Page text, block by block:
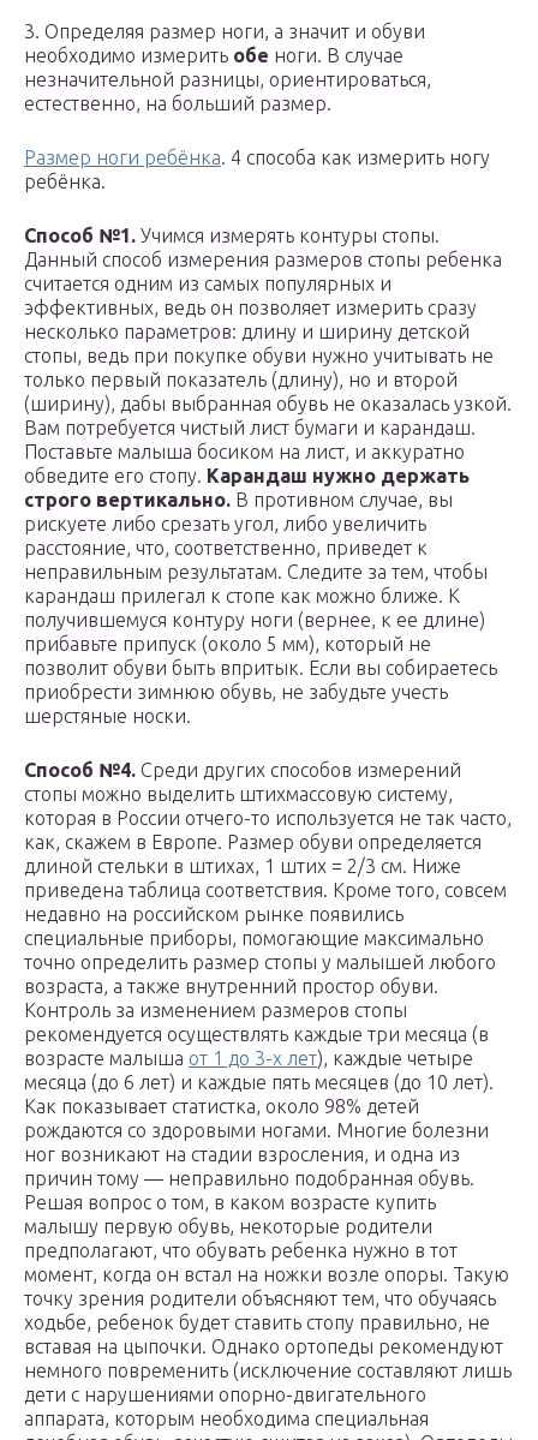
3. Определяя размер ноги, а значит и обуви
необходимо измерить обе ноги. В случае
незначительной разницы, ориентироваться,
естественно, на больший размер.
Размер ноги ребёнка. 4 способа как измерить ногу
ребёнка.
Способ №1. Учимся измерять контуры стопы.
Данный способ измерения размеров стопы ребенка
считается одним из самых популярных и
эффективных, ведь он позволяет измерить сразу
несколько параметров: длину и ширину детской
стопы, ведь при покупке обуви нужно учитывать не
только первый показатель (длину), но и второй
(ширину), дабы выбранная обувь не оказалась узкой.
Вам потребуется чистый лист бумаги и карандаш.
Поставьте малыша босиком на лист, и аккуратно
обведите его стопу. Карандаш нужно держать
строго вертикально. В противном случае, вы
рискуете либо срезать угол, либо увеличить
расстояние, что, соответственно, приведет к
неправильным результатам. Следите за тем, чтобы
карандаш прилегал к стопе как можно ближе. К
получившемуся контуру ноги (вернее, к ее длине)
прибавьте припуск (около 5 мм), который не
позволит обуви быть впритык. Если вы собираетесь
приобрести зимнюю обувь, не забудьте учесть
шерстяные носки.
Способ №4. Среди других способов измерений
стопы можно выделить штихмассовую систему,
которая в России отчего-то используется не так часто,
как, скажем в Европе. Размер обуви определяется
длиной стельки в штихах, 1 штих = 2/3 см. Ниже
приведена таблица соответствия. Кроме того, совсем
недавно на российском рынке появились
специальные приборы, помогающие максимально
точно определить размер стопы у малышей любого
возраста, а также внутренний простор обуви.
Контроль за изменением размеров стопы
рекомендуется осуществлять каждые три месяца (в
возрасте малыша от 1 до 3-х лет), каждые четыре
месяца (до 6 лет) и каждые пять месяцев (до 10 лет).
Как показывает статистка, около 98% детей
рождаются со здоровыми ногами. Многие болезни
ног возникают на стадии взросления, и одна из
причин тому — неправильно подобранная обувь.
Решая вопрос о том, в каком возрасте купить
малышу первую обувь, некоторые родители
предполагают, что обувать ребенка нужно в тот
момент, когда он встал на ножки возле опоры. Такую
точку зрения родители объясняют тем, что обучаясь
ходьбе, ребенок будет ставить стопу правильно, не
вставая на цыпочки. Однако ортопеды рекомендуют
немного повременить (исключение составляют лишь
дети с нарушениями опорно-двигательного
аппарата, которым необходима специальная